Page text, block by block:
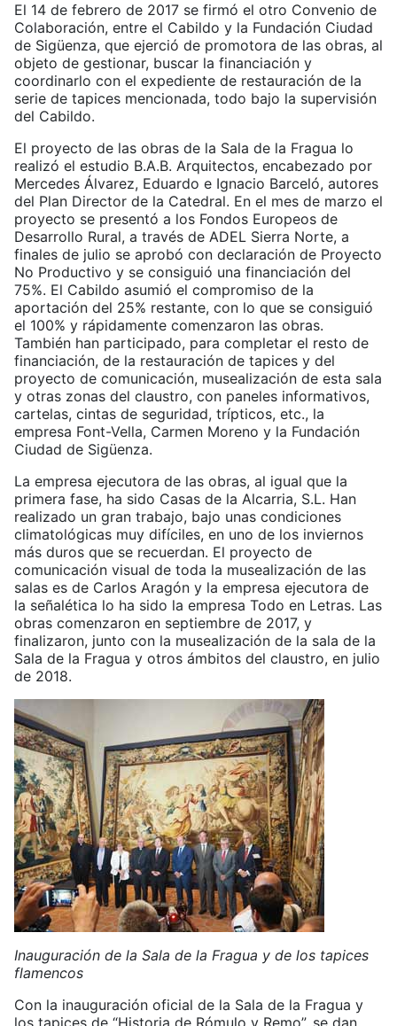
El 14 de febrero de 2017 se firmó el otro Convenio de
Colaboración, entre el Cabildo y la Fundación Ciudad
de Sigüenza, que ejerció de promotora de las obras, al
objeto de gestionar, buscar la financiación y
coordinarlo con el expediente de restauración de la
serie de tapices mencionada, todo bajo la supervisión
del Cabildo.
El proyecto de las obras de la Sala de la Fragua lo
realizó el estudio B.A.B. Arquitectos, encabezado por
Mercedes Álvarez, Eduardo e Ignacio Barceló, autores
del Plan Director de la Catedral. En el mes de marzo el
proyecto se presentó a los Fondos Europeos de
Desarrollo Rural, a través de ADEL Sierra Norte, a
finales de julio se aprobó con declaración de Proyecto
No Productivo y se consiguió una financiación del
75%. El Cabildo asumió el compromiso de la
aportación del 25% restante, con lo que se consiguió
el 100% y rápidamente comenzaron las obras.
También han participado, para completar el resto de
financiación, de la restauración de tapices y del
proyecto de comunicación, musealización de esta sala
y otras zonas del claustro, con paneles informativos,
cartelas, cintas de seguridad, trípticos, etc., la
empresa Font-Vella, Carmen Moreno y la Fundación
Ciudad de Sigüenza.
La empresa ejecutora de las obras, al igual que la
primera fase, ha sido Casas de la Alcarria, S.L. Han
realizado un gran trabajo, bajo unas condiciones
climatológicas muy difíciles, en uno de los inviernos
más duros que se recuerdan. El proyecto de
comunicación visual de toda la musealización de las
salas es de Carlos Aragón y la empresa ejecutora de
la señalética lo ha sido la empresa Todo en Letras. Las
obras comenzaron en septiembre de 2017, y
finalizaron, junto con la musealización de la sala de la
Sala de la Fragua y otros ámbitos del claustro, en julio
de 2018.
Inauguración de la Sala de la Fragua y de los tapices
flamencos
Con la inauguración oficial de la Sala de la Fragua y